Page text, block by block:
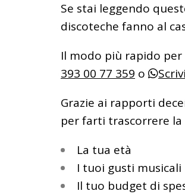
Se stai leggendo
discoteche fanno al
Il modo più rapido per
393 00 77 359 o
Grazie ai rapporti
per farti trascorrere
La tua età
I tuoi gusti musicali
Il tuo budget di